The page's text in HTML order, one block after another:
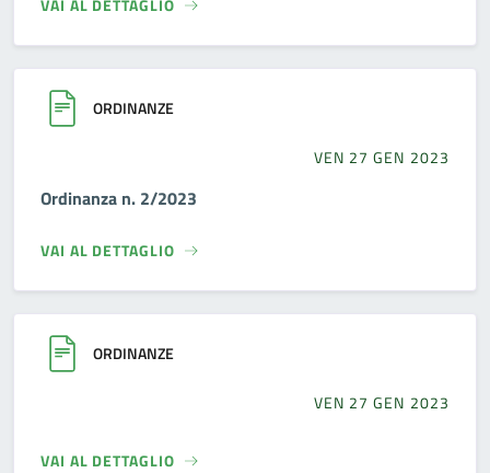
VAI AL DETTAGLIO
ORDINANZE
VEN 27 GEN 2023
Ordinanza n. 2/2023
VAI AL DETTAGLIO
ORDINANZE
VEN 27 GEN 2023
VAI AL DETTAGLIO